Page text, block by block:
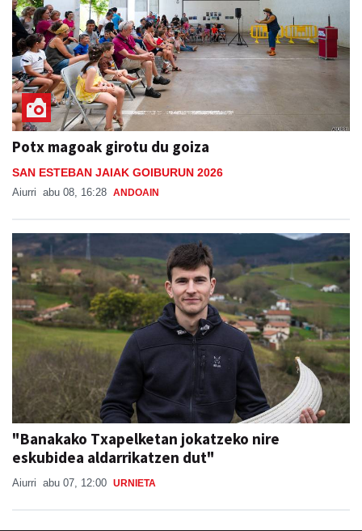
Potx magoak girotu du goiza
SAN ESTEBAN JAIAK GOIBURUN 2026
Aiurri abu 08, 16:28 ANDOAIN
"Banakako Txapelketan jokatzeko nire
eskubidea aldarrikatzen dut"
Aiurri abu 07, 12:00 URNIETA